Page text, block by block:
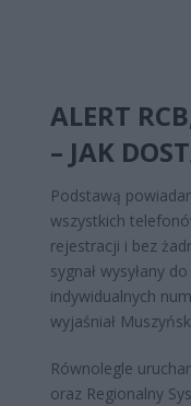
ALERT
– JAK
Podstawą
wszystkich
rejestracji i bez
sygnał wysyłany
indywidualnych
wyjaśniał
Równolegle
oraz Regionalny